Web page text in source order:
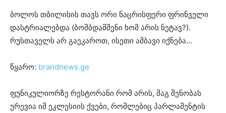
ბოლოს თბილისის თავს ორი ნაცრისფერი ფრინველი
დასტრიალებდა (ბომბდამშენი ხომ არის ნეტავ?).
რუსთაველს არ გაეკაროთ, ისეთი ამბავი იქნება…
წყარო: brandnews.ge
ფუნიკულიორზე რესტორანი რომ არის, მაგ შენობას
ურევია იმ ეკლესიის ქვები, რომლებიც პარლამენტის